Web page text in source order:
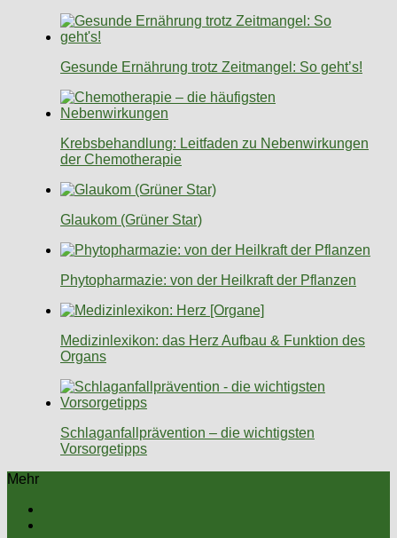
Gesunde Ernährung trotz Zeitmangel: So geht’s!
Krebsbehandlung: Leitfaden zu Nebenwirkungen
der Chemotherapie
Glaukom (Grüner Star)
Phytopharmazie: von der Heilkraft der Pflanzen
Medizinlexikon: das Herz Aufbau & Funktion des
Organs
Schlaganfallprävention – die wichtigsten
Vorsorgetipps
Mehr